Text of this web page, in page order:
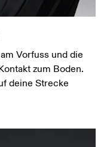
Vorfuss und die
zum Boden.
deine Strecke